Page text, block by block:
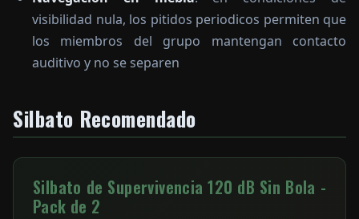
visibilidad nula, los pitidos periodicos permiten que
los miembros del grupo mantengan contacto
auditivo y no se separen
Silbato Recomendado
Silbato de Supervivencia 120 dB Sin Bola -
Pack de 2